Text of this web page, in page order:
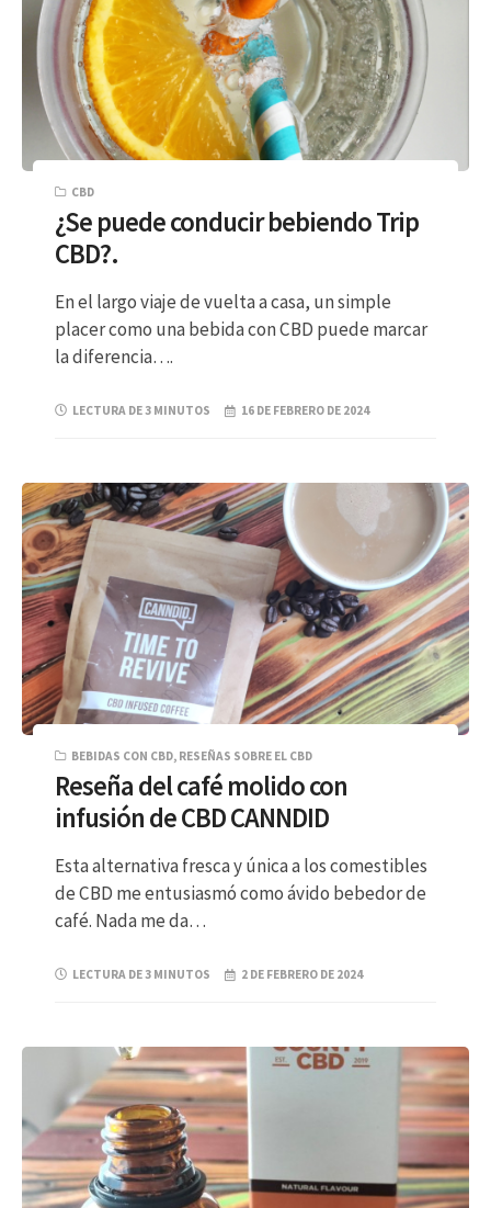
CBD
¿Se puede conducir bebiendo Trip
CBD?.
En el largo viaje de vuelta a casa, un simple
placer como una bebida con CBD puede marcar
la diferencia….
LECTURA DE 3 MINUTOS 16 DE FEBRERO DE 2024
BEBIDAS CON CBD, RESEÑAS SOBRE EL CBD
Reseña del café molido con
infusión de CBD CANNDID
Esta alternativa fresca y única a los comestibles
de CBD me entusiasmó como ávido bebedor de
café. Nada me da…
LECTURA DE 3 MINUTOS 2 DE FEBRERO DE 2024